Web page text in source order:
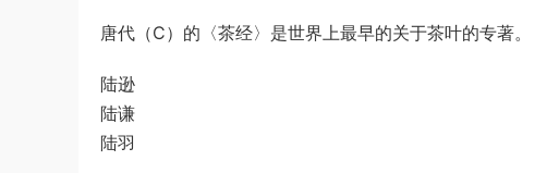
唐代（C）的〈茶经〉是世界上最早的关于茶叶的专著。
陆逊
陆谦
陆羽